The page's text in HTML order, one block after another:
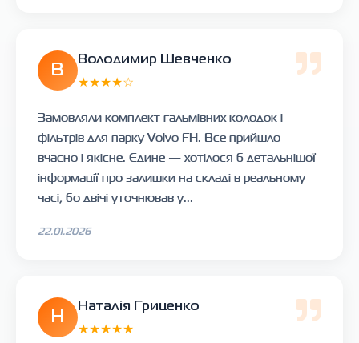
В
Володимир Шевченко
★★★★☆
Замовляли комплект гальмівних колодок і
фільтрів для парку Volvo FH. Все прийшло
вчасно і якісне. Єдине — хотілося б детальнішої
інформації про залишки на складі в реальному
часі, бо двічі уточнював у...
22.01.2026
Н
Наталія Гриценко
★★★★★